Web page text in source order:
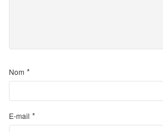
Nom *
E-mail *